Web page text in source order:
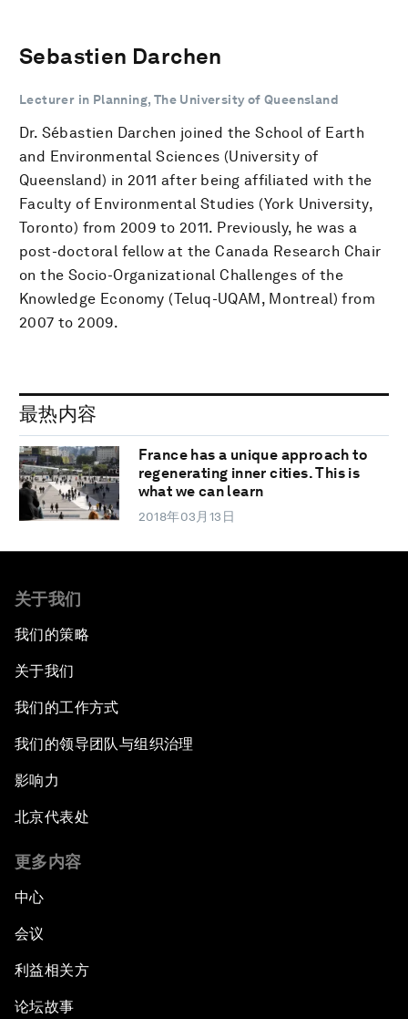
Sebastien Darchen
Lecturer in Planning, The University of Queensland
Dr. Sébastien Darchen joined the School of Earth
and Environmental Sciences (University of
Queensland) in 2011 after being affiliated with the
Faculty of Environmental Studies (York University,
Toronto) from 2009 to 2011. Previously, he was a
post-doctoral fellow at the Canada Research Chair
on the Socio-Organizational Challenges of the
Knowledge Economy (Teluq-UQAM, Montreal) from
2007 to 2009.
最热内容
France has a unique approach to
regenerating inner cities. This is
what we can learn
2018年03月13日
关于我们
我们的策略
关于我们
我们的工作方式
我们的领导团队与组织治理
影响力
北京代表处
更多内容
中心
会议
利益相关方
论坛故事